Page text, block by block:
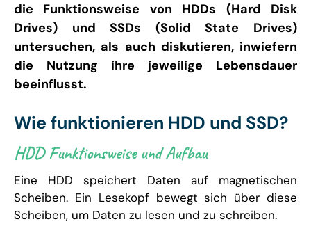
die Funktionsweise von HDDs (Hard Disk
Drives) und SSDs (Solid State Drives)
untersuchen, als auch diskutieren, inwiefern
die Nutzung ihre jeweilige Lebensdauer
beeinflusst.
Wie funktionieren HDD und SSD?
HDD Funktionsweise und Aufbau
Eine HDD speichert Daten auf magnetischen
Scheiben. Ein Lesekopf bewegt sich über diese
Scheiben, um Daten zu lesen und zu schreiben.